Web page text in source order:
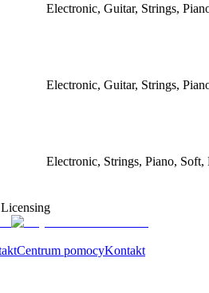
Electronic, Guitar, Strings,
Electronic, Guitar, Strings,
Electronic, Strings, Piano, Soft,
Centrum pomocyKontakt